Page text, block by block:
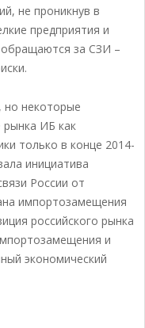
не проникнув в
предприятия и
за СЗИ –
но некоторые
рынка ИБ как
только в конце 2014-
инициатива
России от
импортозамещения
российского рынка
и
экономический